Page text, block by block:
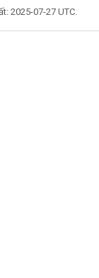
2025-07-27 UTC.